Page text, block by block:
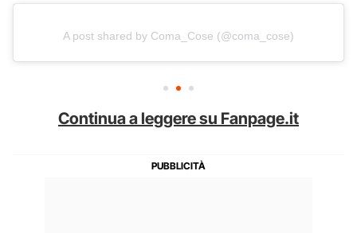
A post shared by Coma_Cose (@coma_cose)
Continua a leggere su Fanpage.it